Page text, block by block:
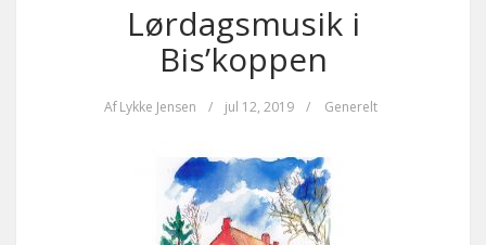
Lørdagsmusik i
Bis’koppen
Af Lykke Jensen / jul 12, 2019 / Generelt